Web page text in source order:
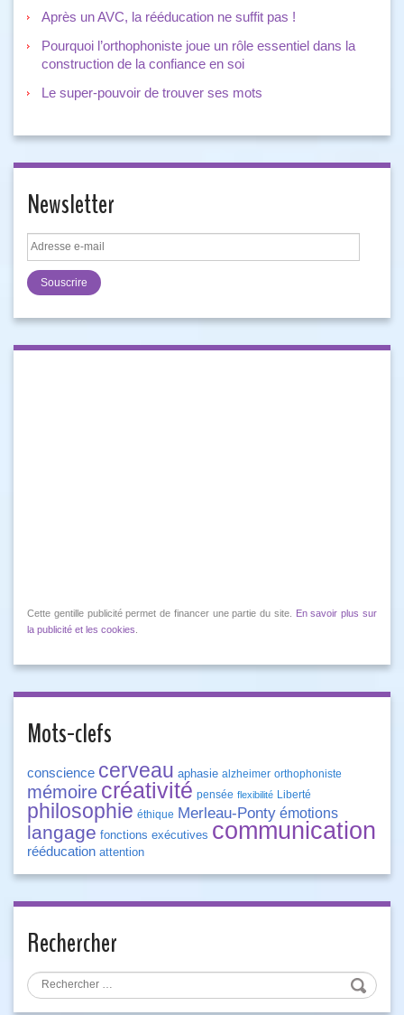
Après un AVC, la rééducation ne suffit pas !
Pourquoi l’orthophoniste joue un rôle essentiel dans la
construction de la confiance en soi
Le super-pouvoir de trouver ses mots
Newsletter
Adresse
e-
mail
Cette gentille publicité permet de financer une partie du site.
En savoir plus sur
la publicité et les cookies
Mots-clefs
conscience cerveau aphasie alzheimer orthophoniste
mémoire créativité pensée flexibilité Liberté
philosophie éthique Merleau-Ponty émotions
langage fonctions exécutives communication
rééducation attention
Rechercher